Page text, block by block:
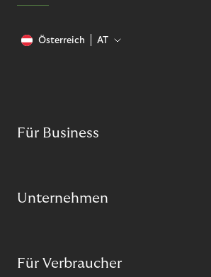
Österreich AT
Für Business
Unternehmen
Für Verbraucher